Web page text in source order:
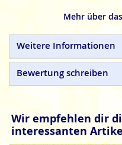
natürlichen Zutaten und
petrochemische Zusätze.
Mehr über
Weitere Informationen
Bewertung schreiben
Wir empfehlen dir
interessanten